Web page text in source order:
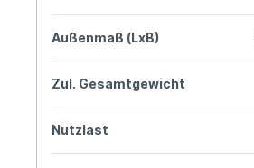
Außenmaß (LxB)
Zul. Gesamtgewicht
Nutzlast